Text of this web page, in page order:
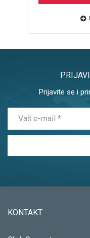
Prijavite se i
KONTAKT